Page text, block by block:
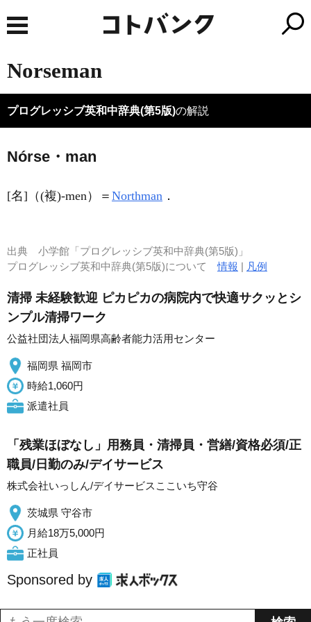
Norseman
プログレッシブ英和中辞典(第5版)の解説
Nórse・man
[名] （(複)-men） ＝ Northman ．
出典 小学館「プログレッシブ英和中辞典(第5版)」
プログレッシブ英和中辞典(第5版)について情報 | 凡例
清掃 未経験歓迎 ピカピカの病院内で快適サクッとシ
ンプル清掃ワーク
公益社団法人福岡県高齢者能力活用センター
福岡県 福岡市
時給1,060円
派遣社員
「残業ほぼなし」用務員・清掃員・営繕/資格必須/正
職員/日勤のみ/デイサービス
株式会社いっしん/デイサービスここいち守谷
茨城県 守谷市
月給18万5,000円
正社員
Sponsored by